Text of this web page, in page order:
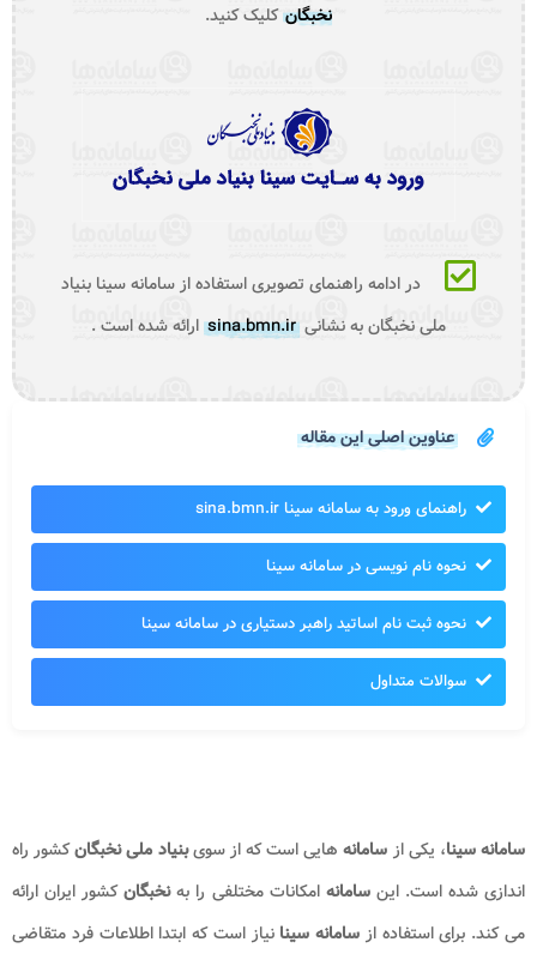
نخبگان کلیک کنید.
در ادامه راهنمای تصویری استفاده از سامانه سینا بنیاد
ملی نخبگان به نشانیsina.bmn.irارائه شده است .
عناوین اصلی این مقاله
راهنمای ورود به سامانه سینا sina.bmn.ir
نحوه نام نویسی در سامانه سینا
نحوه ثبت نام اساتید راهبر دستیاری در سامانه سینا
سوالات متداول
سامانه سینا، یکی از سامانه هایی است که از سویبنیاد ملی نخبگانکشور راه
اندازی شده است. اینسامانه امکانات مختلفی را بهنخبگانکشور ایران ارائه
می کند. برای استفاده از سامانه سینا نیاز است که ابتدا اطلاعات فرد متقاضی